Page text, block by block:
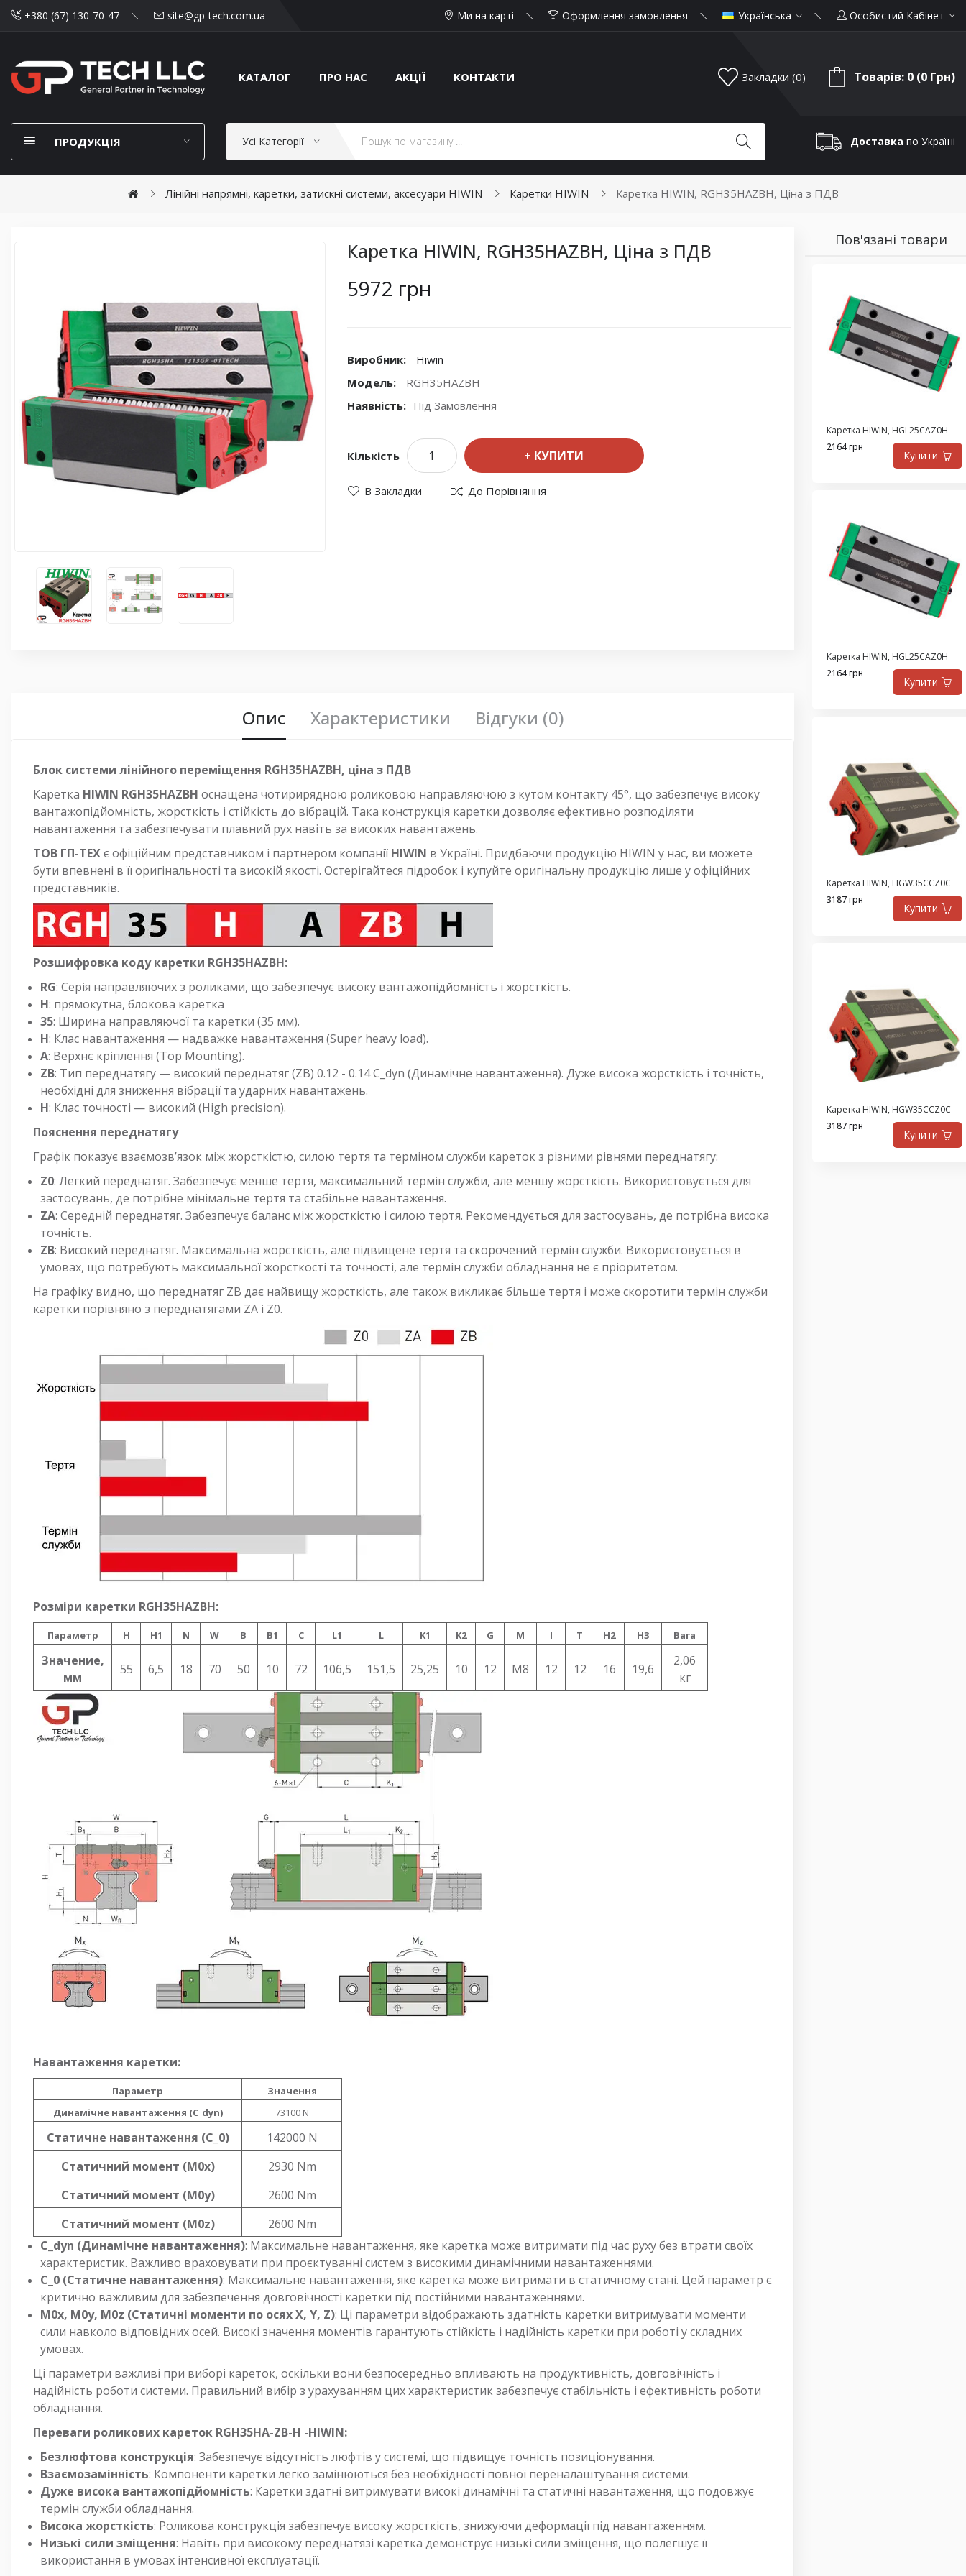
+380 (67) 130-70-47 site@gp-tech.com.ua Ми на карті Оформлення замовлення Українська Особистий Кабінет
КАТАЛОГ ПРО НАС АКЦІЇ КОНТАКТИ Закладки (0) Товарів: 0 (0 Грн)
ПРОДУКЦІЯ Усі Категорії Доставка по Україні
Лінійні напрямні, каретки, затискні системи, аксесуари HIWIN Каретки HIWIN Каретка HIWIN, RGH35HAZBH, Ціна з ПДВ
Каретка HIWIN, RGH35HAZBH, Ціна з ПДВ
5972 грн
Виробник:
Hiwin
Модель:
RGH35HAZBH
Наявність: Під Замовлення
Кількість КУПИТИ
В Закладки До Порівняння
Опис Характеристики Відгуки (0)
Блок системи лінійного переміщення RGH35HAZBH, ціна з ПДВ
Каретка HIWIN RGH35HAZBH оснащена чотирирядною роликовою направляючою з кутом контакту 45°, що забезпечує високу
вантажопідйомність, жорсткість і стійкість до вібрацій. Така конструкція каретки дозволяє ефективно розподіляти
навантаження та забезпечувати плавний рух навіть за високих навантажень.
ТОВ ГП-ТЕХє офіційним представником і партнером компанії HIWIN в Україні. Придбаючи продукцію HIWIN у нас, ви можете
бути впевнені в її оригінальності та високій якості. Остерігайтеся підробок і купуйте оригінальну продукцію лише у офіційних
представників.
Розшифровка коду каретки RGH35HAZBH:
RG: Серія направляючих з роликами, що забезпечує високу вантажопідйомність і жорсткість.
H: прямокутна, блокова каретка
35: Ширина направляючої та каретки (35 мм).
H: Клас навантаження — надважке навантаження (Super heavy load).
A: Верхнє кріплення (Top Mounting).
ZB: Тип переднатягу — високий переднатяг (ZB) 0.12 - 0.14 C_dyn (Динамічне навантаження). Дуже висока жорсткість і точність,
необхідні для зниження вібрації та ударних навантажень.
H: Клас точності — високий (High precision).
Пояснення переднатягу
Графік показує взаємозв’язок між жорсткістю, силою тертя та терміном служби кареток з різними рівнями переднатягу:
Z0: Легкий переднатяг. Забезпечує менше тертя, максимальний термін служби, але меншу жорсткість. Використовується для
застосувань, де потрібне мінімальне тертя та стабільне навантаження.
ZA: Середній переднатяг. Забезпечує баланс між жорсткістю і силою тертя. Рекомендується для застосувань, де потрібна висока
точність.
ZB: Високий переднатяг. Максимальна жорсткість, але підвищене тертя та скорочений термін служби. Використовується в
умовах, що потребують максимальної жорсткості та точності, але термін служби обладнання не є пріоритетом.
На графіку видно, що переднатяг ZB дає найвищу жорсткість, але також викликає більше тертя і може скоротити термін служби
каретки порівняно з переднатягами ZA і Z0.
Розміри каретки RGH35HAZBH:
Параметр H H1 N W B B1 C L1 L K1 K2 G M l T H2 H3 Вага
Значение,
мм
55 6,5 18 70 50 10 72 106,5 151,5 25,25 10 12 М8 12 12 16 19,6
2,06
кг
Навантаження каретки:
Параметр
Значення
Динамічне навантаження (C_dyn)
73100 N
Статичне навантаження (C_0)
142000 N
Статичний момент (M0x)
2930 Nm
Статичний момент (M0y)
2600 Nm
Статичний момент (M0z)
2600 Nm
C_dyn (Динамічне навантаження): Максимальне навантаження, яке каретка може витримати під час руху без втрати своїх
характеристик. Важливо враховувати при проєктуванні систем з високими динамічними навантаженнями.
C_0 (Статичне навантаження): Максимальне навантаження, яке каретка може витримати в статичному стані. Цей параметр є
критично важливим для забезпечення довговічності каретки під постійними навантаженнями.
M0x, M0y, M0z (Статичні моменти по осях X, Y, Z): Ці параметри відображають здатність каретки витримувати моменти
сили навколо відповідних осей. Високі значення моментів гарантують стійкість і надійність каретки при роботі у складних
умовах.
Ці параметри важливі при виборі кареток, оскільки вони безпосередньо впливають на продуктивність, довговічність і
надійність роботи системи. Правильний вибір з урахуванням цих характеристик забезпечує стабільність і ефективність роботи
обладнання.
Переваги роликових кареток RGH35HA-ZB-H -HIWIN:
Безлюфтова конструкція: Забезпечує відсутність люфтів у системі, що підвищує точність позиціонування.
Взаємозамінність: Компоненти каретки легко замінюються без необхідності повної переналаштування системи.
Дуже висока вантажопідйомність: Каретки здатні витримувати високі динамічні та статичні навантаження, що подовжує
термін служби обладнання.
Висока жорсткість: Роликова конструкція забезпечує високу жорсткість, знижуючи деформації під навантаженням.
Низькі сили зміщення: Навіть при високому переднатязі каретка демонструє низькі сили зміщення, що полегшує її
використання в умовах інтенсивної експлуатації.
Пов'язані товари
Каретка HIWIN, HGL25CAZ0H
2164 грн
Купити
Каретка HIWIN, HGL25CAZ0H
2164 грн
Купити
Каретка HIWIN, HGW35CCZ0C
3187 грн
Купити
Каретка HIWIN, HGW35CCZ0C
3187 грн
Купити